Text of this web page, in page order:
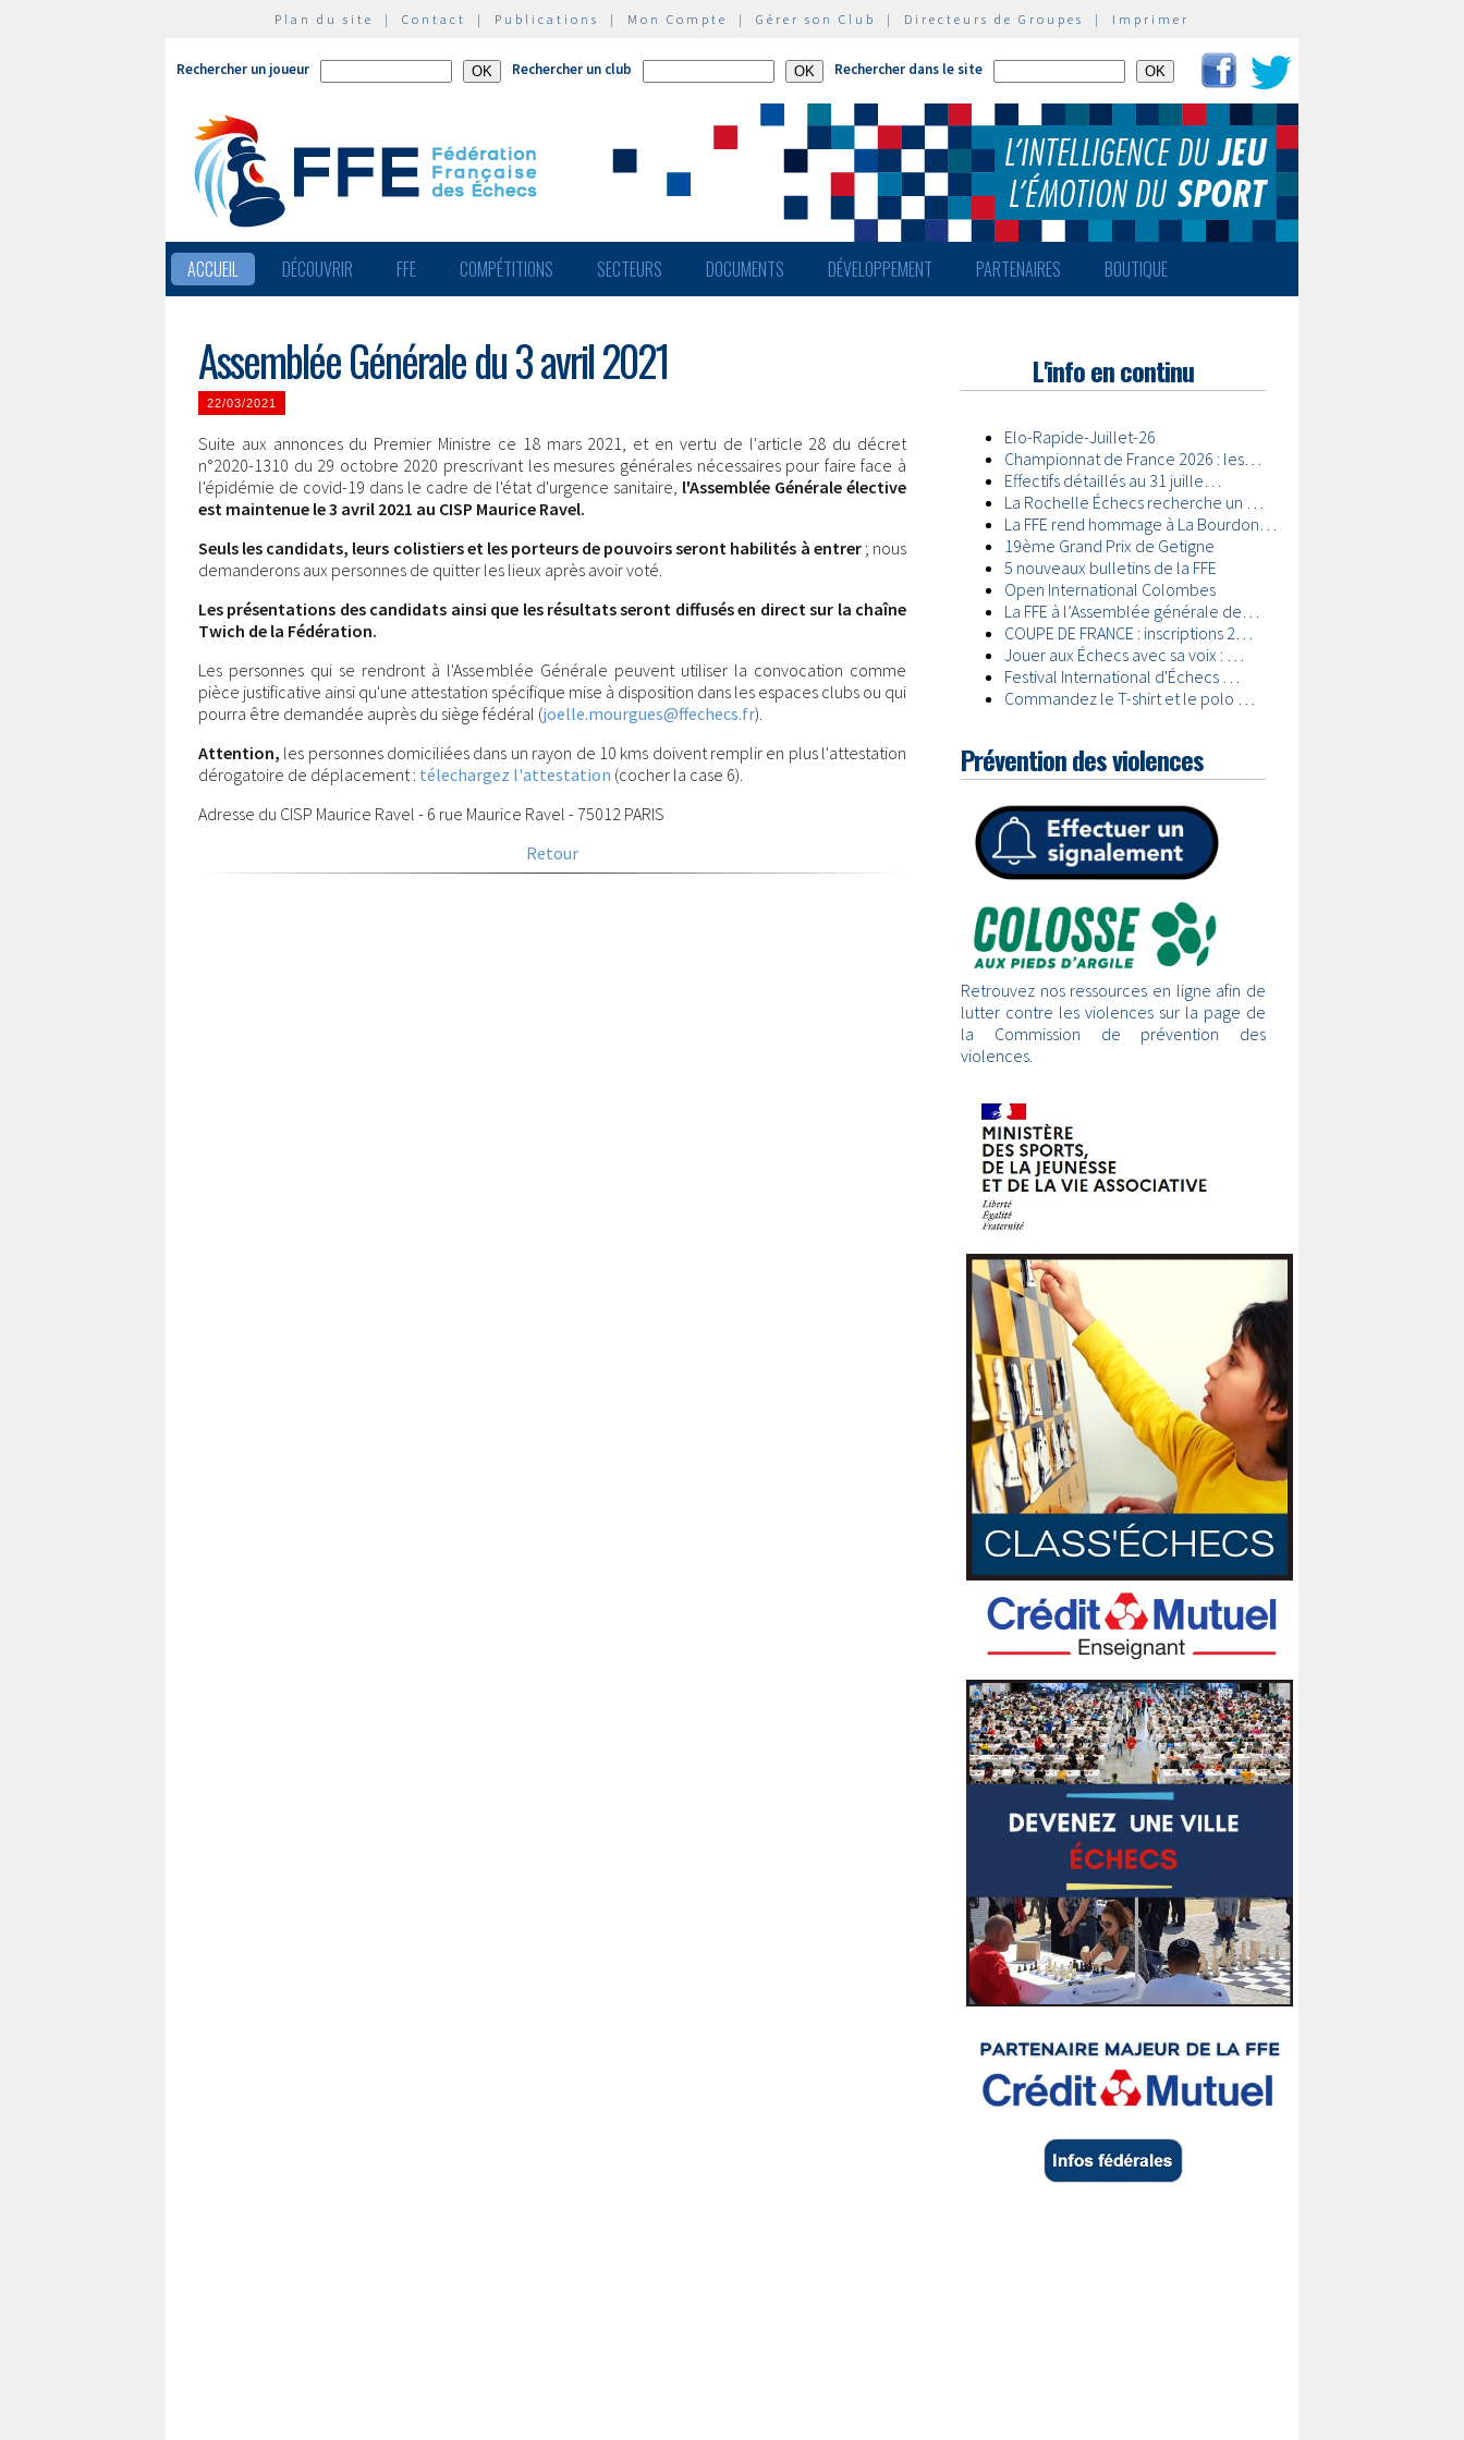
Plan du site | Contact | Publications | Mon Compte | Gérer son Club | Directeurs de Groupes | Imprimer
Rechercher un joueur Rechercher un club Rechercher dans le site
ACCUEIL DÉCOUVRIR FFE COMPÉTITIONS SECTEURS DOCUMENTS DÉVELOPPEMENT PARTENAIRES BOUTIQUE
Assemblée Générale du 3 avril 2021
22/03/2021
Suite aux annonces du Premier Ministre ce 18 mars 2021, et en vertu de l'article 28 du décret
n°2020-1310 du 29 octobre 2020 prescrivant les mesures générales nécessaires pour faire face à
l'épidémie de covid-19 dans le cadre de l'état d'urgence sanitaire, l'Assemblée Générale élective
est maintenue le 3 avril 2021 au CISP Maurice Ravel.
Seuls les candidats, leurs colistiers et les porteurs de pouvoirs seront habilités à entrer; nous
demanderons aux personnes de quitter les lieux après avoir voté.
Les présentations des candidats ainsi que les résultats seront diffusés en direct sur la chaîne
Twich de la Fédération.
Les personnes qui se rendront à l'Assemblée Générale peuvent utiliser la convocation comme
pièce justificative ainsi qu'une attestation spécifique mise à disposition dans les espaces clubs ou qui
pourra être demandée auprès du siège fédéral (joelle.mourgues@ffechecs.fr).
Attention, les personnes domiciliées dans un rayon de 10 kms doivent remplir en plus l'attestation
dérogatoire de déplacement : télechargez l'attestation (cocher la case 6).
Adresse du CISP Maurice Ravel - 6 rue Maurice Ravel - 75012 PARIS
Retour
L'info en continu
Prévention des violences
Retrouvez nos ressources en ligne afin de
lutter contre les violences sur la page de
la Commission de prévention des
violences.